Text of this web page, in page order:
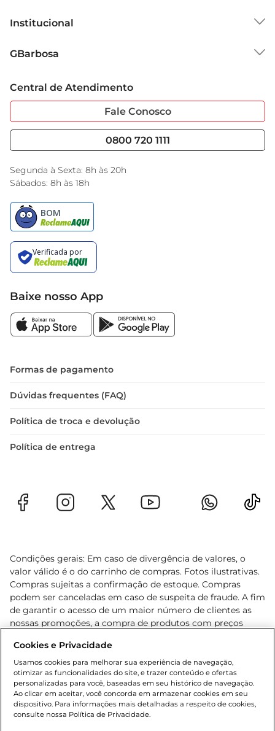
Institucional
Grupo Cencosud
Sobre Privacidade
Portal do Fornecedo
Nossas Lojas
GBarbosa
Garantia Estendida
Serviços
Black Friday
Encarte do Dia
Central de Atendimento
Fale Conosco
0800 720 1111
Segunda à Sexta: 8h às 20h
Sábados: 8h às 18h
Baixe nosso App
Formas de pagamento
Dúvidas frequentes (FAQ)
Política de troca e devolução
Política de entrega
Condições gerais: Em caso de divergência de valores, o
valor válido é o do carrinho de compras. Fotos ilustrativas.
Compras sujeitas a confirmação de estoque. Compras
podem ser canceladas em caso de suspeita de fraude. A fim
de garantir o acesso de um maior número de clientes as
nossas promoções, a compra de produtos com preços
cliente. Os preços, ofertas e condições são exclusivos para
o e-commerce e válidos durante o dia de hoje, podendo
sofrer alterações sem prévia notificação. Proibida a venda
de bebidas alcoólicas para menores de 18 anos, conforme
Lei n.º 8069/90, art. 81, inciso II (Estatuto da Criança e do
Adolescente). Preços e condições exclusivos para o
Cookies e Privacidade
Usamos cookies para melhorar sua experiência de navegação,
otimizar as funcionalidades do site, e trazer conteúdo e ofertas
personalizadas para você, baseadas em seu histórico de navegação.
Ao clicar em aceitar, você concorda em armazenar cookies em seu
dispositivo. Para informações mais detalhadas a respeito de cookies,
consulte nossa Política de Privacidade.